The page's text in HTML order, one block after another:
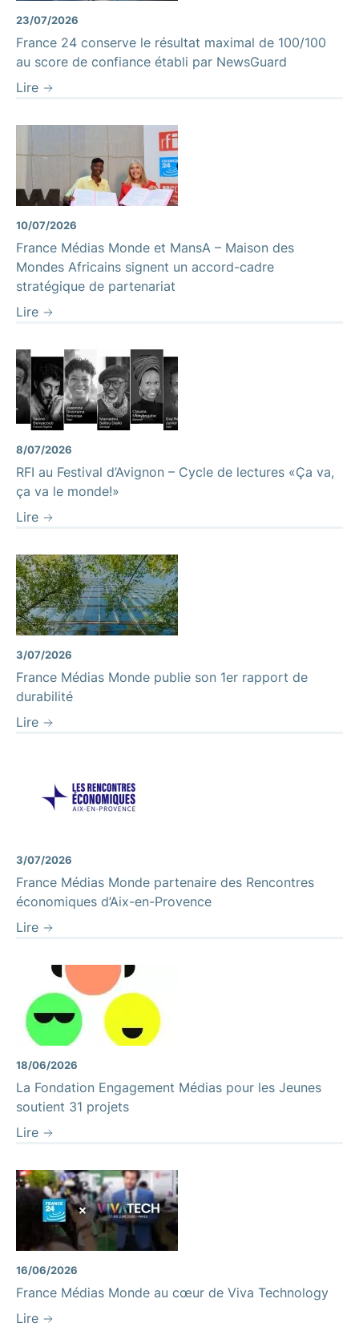
23/07/2026
France 24 conserve le résultat maximal de 100/100
au score de confiance établi par NewsGuard
Lire
10/07/2026
France Médias Monde et MansA – Maison des
Mondes Africains signent un accord-cadre
stratégique de partenariat
Lire
8/07/2026
RFI au Festival d’Avignon – Cycle de lectures «Ça va,
ça va le monde!»
Lire
3/07/2026
France Médias Monde publie son 1er rapport de
durabilité
Lire
3/07/2026
France Médias Monde partenaire des Rencontres
économiques d’Aix-en-Provence
Lire
18/06/2026
La Fondation Engagement Médias pour les Jeunes
soutient 31 projets
Lire
16/06/2026
France Médias Monde au cœur de Viva Technology
Lire